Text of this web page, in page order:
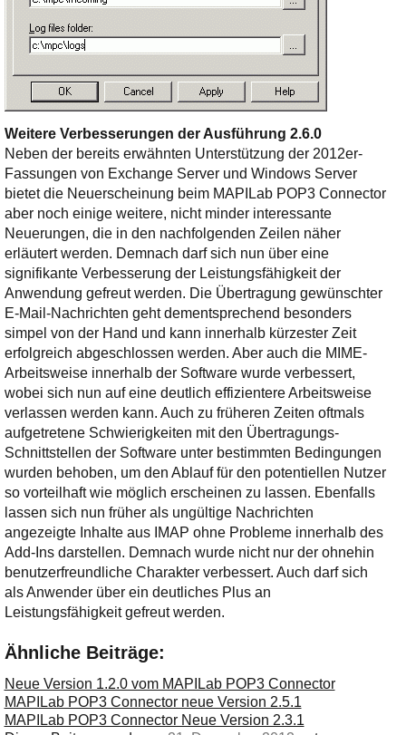
Weitere Verbesserungen der Ausführung 2.6.0
Neben der bereits erwähnten Unterstützung der 2012er-
Fassungen von Exchange Server und Windows Server
bietet die Neuerscheinung beim MAPILab POP3 Connector
aber noch einige weitere, nicht minder interessante
Neuerungen, die in den nachfolgenden Zeilen näher
erläutert werden. Demnach darf sich nun über eine
signifikante Verbesserung der Leistungsfähigkeit der
Anwendung gefreut werden. Die Übertragung gewünschter
E-Mail-Nachrichten geht dementsprechend besonders
simpel von der Hand und kann innerhalb kürzester Zeit
erfolgreich abgeschlossen werden. Aber auch die MIME-
Arbeitsweise innerhalb der Software wurde verbessert,
wobei sich nun auf eine deutlich effizientere Arbeitsweise
verlassen werden kann. Auch zu früheren Zeiten oftmals
aufgetretene Schwierigkeiten mit den Übertragungs-
Schnittstellen der Software unter bestimmten Bedingungen
wurden behoben, um den Ablauf für den potentiellen Nutzer
so vorteilhaft wie möglich erscheinen zu lassen. Ebenfalls
lassen sich nun früher als ungültige Nachrichten
angezeigte Inhalte aus IMAP ohne Probleme innerhalb des
Add-Ins darstellen. Demnach wurde nicht nur der ohnehin
benutzerfreundliche Charakter verbessert. Auch darf sich
als Anwender über ein deutliches Plus an
Leistungsfähigkeit gefreut werden.
Ähnliche Beiträge:
Neue Version 1.2.0 vom MAPILab POP3 Connector
MAPILab POP3 Connector neue Version 2.5.1
MAPILab POP3 Connector Neue Version 2.3.1